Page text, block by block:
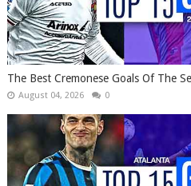
The Best Cremonese Goals Of The
August 04, 2026 0